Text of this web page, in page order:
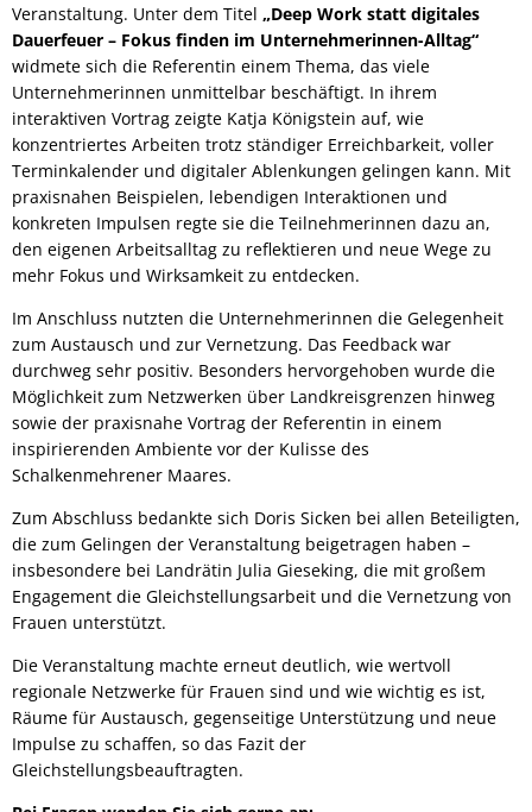
Veranstaltung. Unter dem Titel „Deep Work statt digitales
Dauerfeuer – Fokus finden im Unternehmerinnen-Alltag“
widmete sich die Referentin einem Thema, das viele
Unternehmerinnen unmittelbar beschäftigt. In ihrem
interaktiven Vortrag zeigte Katja Königstein auf, wie
konzentriertes Arbeiten trotz ständiger Erreichbarkeit, voller
Terminkalender und digitaler Ablenkungen gelingen kann. Mit
praxisnahen Beispielen, lebendigen Interaktionen und
konkreten Impulsen regte sie die Teilnehmerinnen dazu an,
den eigenen Arbeitsalltag zu reflektieren und neue Wege zu
mehr Fokus und Wirksamkeit zu entdecken.
Im Anschluss nutzten die Unternehmerinnen die Gelegenheit
zum Austausch und zur Vernetzung. Das Feedback war
durchweg sehr positiv. Besonders hervorgehoben wurde die
Möglichkeit zum Netzwerken über Landkreisgrenzen hinweg
sowie der praxisnahe Vortrag der Referentin in einem
inspirierenden Ambiente vor der Kulisse des
Schalkenmehrener Maares.
Zum Abschluss bedankte sich Doris Sicken bei allen Beteiligten,
die zum Gelingen der Veranstaltung beigetragen haben –
insbesondere bei Landrätin Julia Gieseking, die mit großem
Engagement die Gleichstellungsarbeit und die Vernetzung von
Frauen unterstützt.
Die Veranstaltung machte erneut deutlich, wie wertvoll
regionale Netzwerke für Frauen sind und wie wichtig es ist,
Räume für Austausch, gegenseitige Unterstützung und neue
Impulse zu schaffen, so das Fazit der
Gleichstellungsbeauftragten.